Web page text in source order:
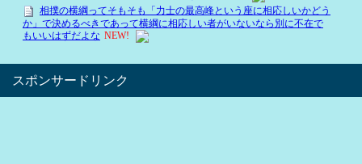
スポンサードリンク